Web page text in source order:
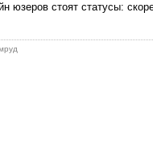
юзеров стоят статусы: